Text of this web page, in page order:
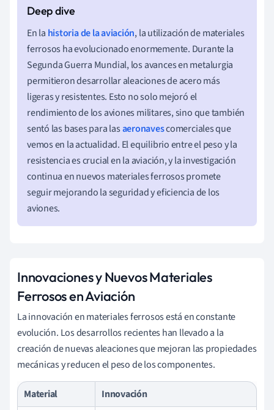
En la historia de la aviación, la utilización de materiales
ferrosos ha evolucionado enormemente. Durante la
Segunda Guerra Mundial, los avances en metalurgia
permitieron desarrollar aleaciones de acero más
ligeras y resistentes. Esto no solo mejoró el
rendimiento de los aviones militares, sino que también
sentó las bases para lasaeronavescomerciales que
vemos en la actualidad. El equilibrio entre el peso y la
resistencia es crucial en la aviación, y la investigación
continua en nuevos materiales ferrosos promete
seguir mejorando la seguridad y eficiencia de los
aviones.
Innovaciones y Nuevos Materiales
Ferrosos en Aviación
La innovación en materiales ferrosos está en constante
evolución. Los desarrollos recientes han llevado a la
creación de nuevas aleaciones que mejoran las propiedades
mecánicas y reducen el peso de los componentes.
Material
Innovación